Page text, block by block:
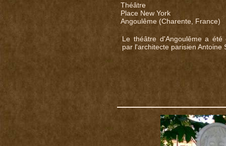
Théâtre
Place New York
Angoulême (Charente, France)
Le théâtre d'Angoulême a
par l'architecte parisien Antoine